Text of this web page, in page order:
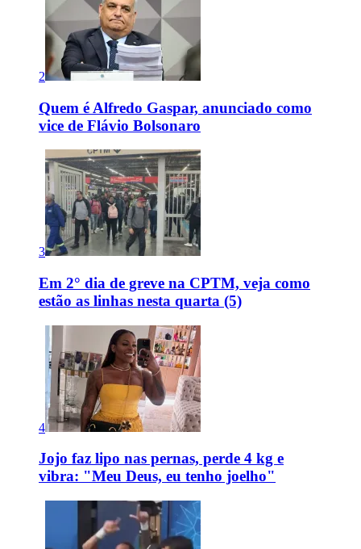
2
Quem é Alfredo Gaspar, anunciado como
vice de Flávio Bolsonaro
3
Em 2° dia de greve na CPTM, veja como
estão as linhas nesta quarta (5)
4
Jojo faz lipo nas pernas, perde 4 kg e
vibra: "Meu Deus, eu tenho joelho"